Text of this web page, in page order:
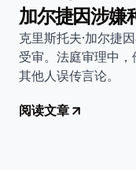
加尔捷因涉嫌
克里斯托夫·加尔捷
受审。法庭审理中
其他人误传言论。
阅读文章